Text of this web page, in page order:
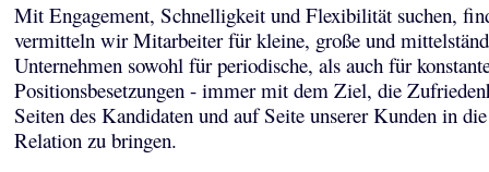
Mit Engagement, Schnelligkeit und Flexibilität suchen,
vermitteln wir Mitarbeiter für kleine, große und
Unternehmen sowohl für periodische, als auch für
Positionsbesetzungen - immer mit dem Ziel, die
Seiten des Kandidaten und auf Seite unserer Kunden in
Relation zu bringen.